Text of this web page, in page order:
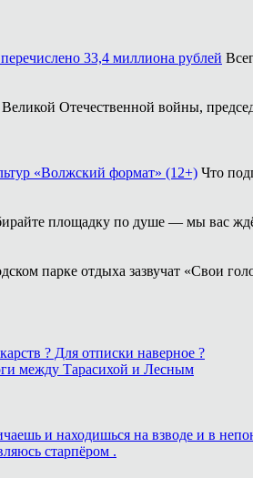
33,4 миллиона рублей
Великой Отечественной войны,
«Волжский формат» (12+) Что
площадку по душе — мы вас
парке отдыха зазвучат «Свои
? Для отписки наверное ?
между Тарасихой и Лесным
и находишься на взводе и в
старпёром .